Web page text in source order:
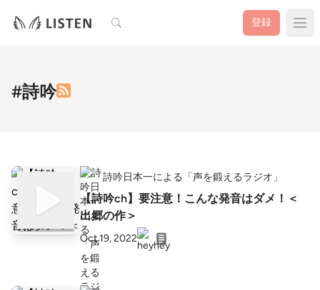
検索 登録
#詩吟
詩吟日本一による「声を鍛えるラジオ」
【詩吟ch】要注意！こんな発音はダメ！＜
出郷の作＞
Oct 19, 2022